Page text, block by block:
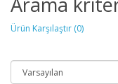
Ürün Karşılaştır (0)